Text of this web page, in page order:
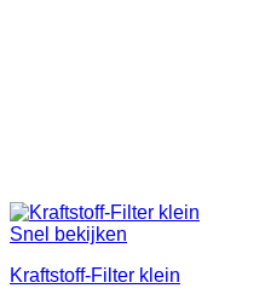
Snel bekijken
Kraftstoff-Filter klein